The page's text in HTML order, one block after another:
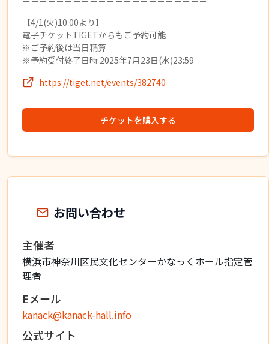
【4/1(火)10:00より】
電子チケットTIGETからもご予約可能
※ご予約後は当日精算
※予約受付終了日時 2025年7月23日(水)23:59
https://tiget.net/events/382740
チケットを購入する
お問い合わせ
主催者
横浜市神奈川区民文化センターかなっくホール指定管
理者
Eメール
kanack@kanack-hall.info
公式サイト